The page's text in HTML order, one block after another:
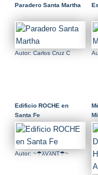
Paradero Santa Martha
Autor: Carlos Cruz C
Edificio ROCHE en
Santa Fe
Autor: ~☂λVλNT☂~